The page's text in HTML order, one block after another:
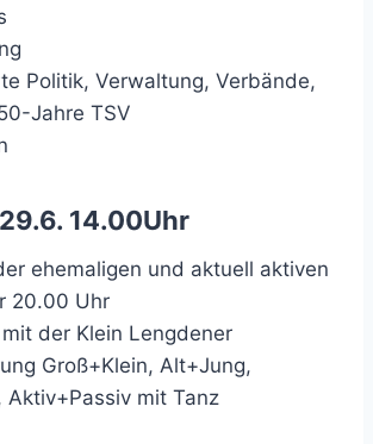
Politik, Verwaltung, Verbände,
Jahre TSV
14.00Uhr
ehemaligen und aktuell aktiven
20.00 Uhr
der Klein Lengdener
Groß+Klein, Alt+Jung,
Aktiv+Passiv mit Tanz